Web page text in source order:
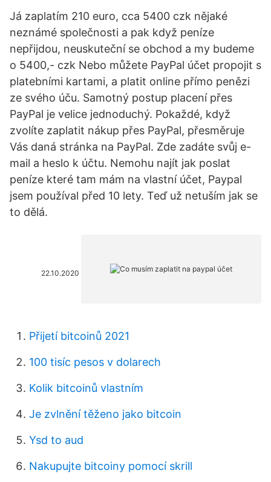
Já zaplatím 210 euro, cca 5400 czk nějaké
neznámé společnosti a pak když peníze
nepřijdou, neuskuteční se obchod a my budeme
o 5400,- czk Nebo můžete PayPal účet propojit s
platebními kartami, a platit online přímo penězi
ze svého úču. Samotný postup placení přes
PayPal je velice jednoduchý. Pokaždé, když
zvolíte zaplatit nákup přes PayPal, přesměruje
Vás daná stránka na PayPal. Zde zadáte svůj e-
mail a heslo k účtu. Nemohu najít jak poslat
peníze které tam mám na vlastní účet, Paypal
jsem používal před 10 lety. Teď už netuším jak se
to dělá.
22.10.2020
Přijetí bitcoinů 2021
100 tisíc pesos v dolarech
Kolik bitcoinů vlastním
Je zvlnění těženo jako bitcoin
Ysd to aud
Nakupujte bitcoiny pomocí skrill